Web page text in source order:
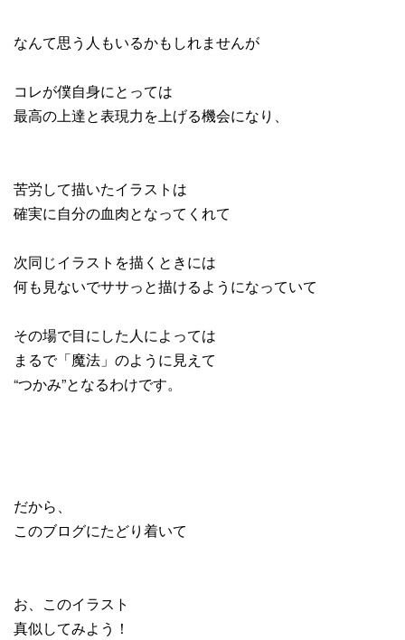
なんて思う人もいるかもしれませんが
コレが僕自身にとっては
最高の上達と表現力を上げる機会になり、
苦労して描いたイラストは
確実に自分の血肉となってくれて
次同じイラストを描くときには
何も見ないでササっと描けるようになっていて
その場で目にした人によっては
まるで「魔法」のように見えて
“つかみ”となるわけです。
だから、
このブログにたどり着いて
お、このイラスト
真似してみよう！